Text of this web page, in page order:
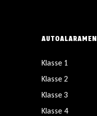
AUTOALARAMEN
Klasse 1
Klasse 2
Klasse 3
Klasse 4